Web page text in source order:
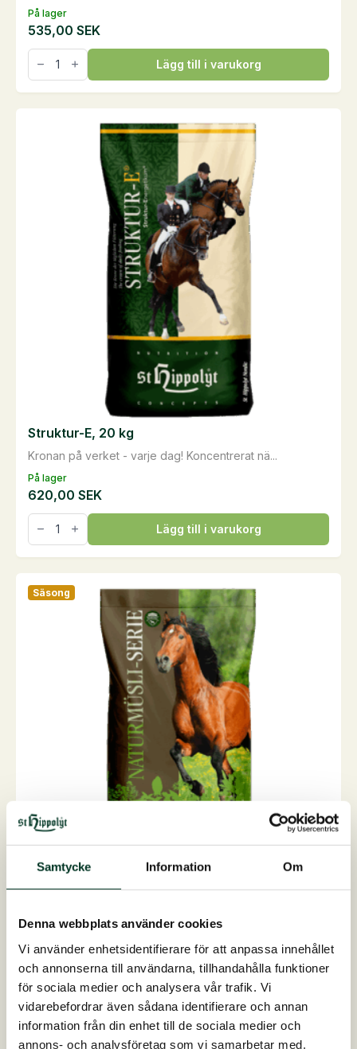
Samtycke Information Om
Denna webbplats använder cookies
Vi använder enhetsidentifierare för att anpassa innehållet
och annonserna till användarna, tillhandahålla funktioner
för sociala medier och analysera vår trafik. Vi
vidarebefordrar även sådana identifierare och annan
information från din enhet till de sociala medier och
annons- och analysföretag som vi samarbetar med.
På lager
535,00 SEK
NaturPellets
SOLO,
18
kg
Lägg till i varukorg
På lager
Kronan på verket - varje dag! Koncentrerat nä...
Struktur-E, 20 kg
620,00 SEK
Struktur-
E,
20
kg
Lägg till i varukorg
På lager
Säsong
Fiberbaserat och koncentrerat basfoderlusernfri oc...
NaturMüsli
Grain
Free,
15
kg
Lägg till i varukorg